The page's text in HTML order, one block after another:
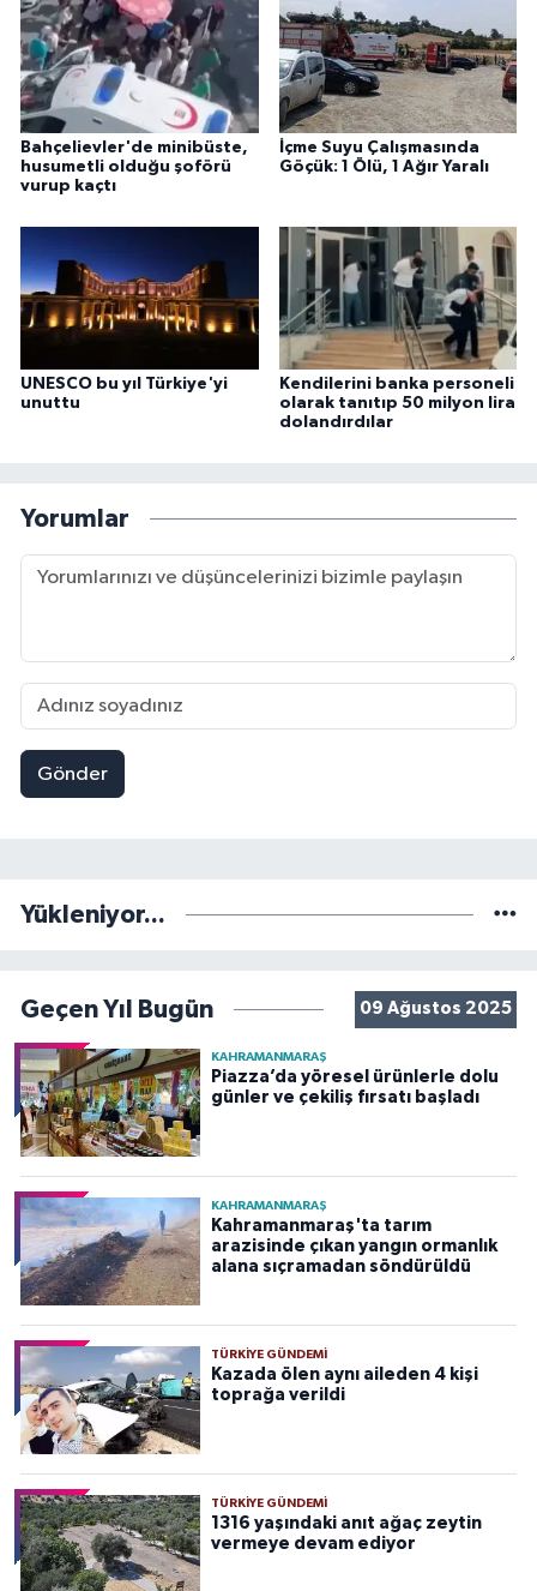
Bahçelievler'de minibüste,
husumetli olduğu şoförü
vurup kaçtı
İçme Suyu Çalışmasında
Göçük: 1 Ölü, 1 Ağır Yaralı
UNESCO bu yıl Türkiye'yi
unuttu
Kendilerini banka personeli
olarak tanıtıp 50 milyon lira
dolandırdılar
Yorumlar
Gönder
Yükleniyor...
Geçen Yıl Bugün 09 Ağustos 2025
KAHRAMANMARAŞ
Piazza’da yöresel ürünlerle dolu
günler ve çekiliş fırsatı başladı
KAHRAMANMARAŞ
Kahramanmaraş'ta tarım
arazisinde çıkan yangın ormanlık
alana sıçramadan söndürüldü
TÜRKIYE GÜNDEMI
Kazada ölen aynı aileden 4 kişi
toprağa verildi
TÜRKIYE GÜNDEMI
1316 yaşındaki anıt ağaç zeytin
vermeye devam ediyor